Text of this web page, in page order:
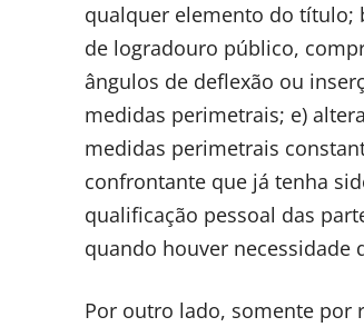
qualquer elemento do título;
de logradouro público,
ângulos de deflexão ou
medidas perimetrais; e)
medidas perimetrais
confrontante que já tenha
qualificação pessoal das
quando houver necessidade
Por outro lado, somente por